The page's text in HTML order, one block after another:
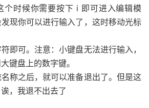
个时候你需要按下 i 即可进入编辑模
现你可以进行输入了，这时移动光标
即可。注意：小键盘无法进行输入，
键盘上的数字键。
称之后，就可以准备退出了。但是这
，我退不出去了